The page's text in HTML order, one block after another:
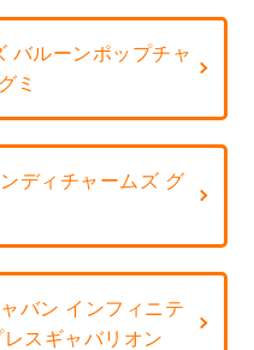
バルーンポップチャ
ミ
ディチャームズ グ
バン インフィニテ
スギャバリオン